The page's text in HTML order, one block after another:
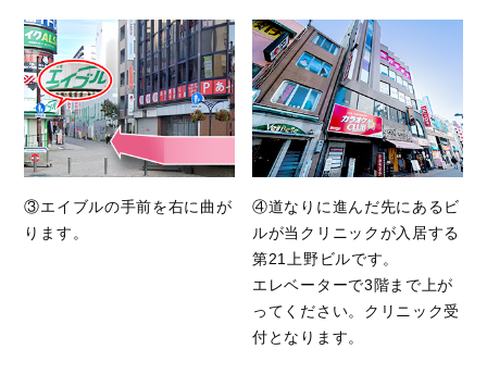
③エイブルの手前を右に曲が
ります。
④道なりに進んだ先にあるビ
ルが当クリニックが入居する
第21上野ビルです。
エレベーターで3階まで上が
ってください。クリニック受
付となります。